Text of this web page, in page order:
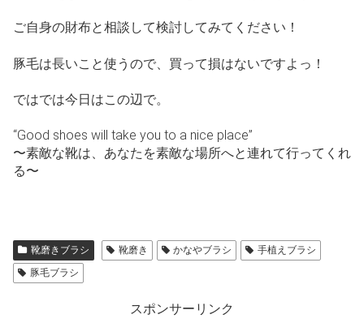
ご自身の財布と相談して検討してみてください！
豚毛は長いこと使うので、買って損はないですよっ！
ではでは今日はこの辺で。
“Good shoes will take you to a nice place”
〜素敵な靴は、あなたを素敵な場所へと連れて行ってくれ
る〜
靴磨きブラシ 靴磨き かなやブラシ
手植えブラシ
豚毛ブラシ
スポンサーリンク